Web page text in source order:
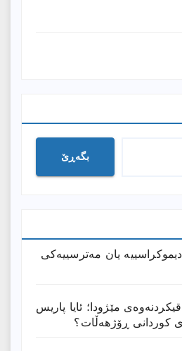
بگەڕێ
یان مەترسییەکی
مێژودا؛ ئایا پاریس
کوردانی ڕۆژھەڵات؟